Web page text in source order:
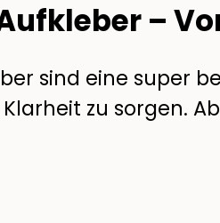
–
sind eine super
zu sorgen.